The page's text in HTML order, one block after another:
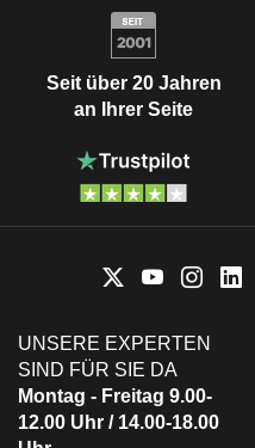
Seit über 20 Jahren
an Ihrer Seite
UNSERE EXPERTEN
SIND FÜR SIE DA
Montag - Freitag 9.00-
12.00 Uhr / 14.00-18.00